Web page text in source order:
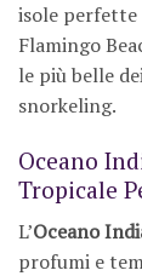
isole perfette
Flamingo
le più belle
snorkeling.
Oceano
Tropicale
L’Oceano
profumi e